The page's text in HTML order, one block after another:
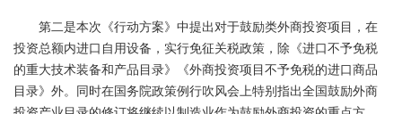
第二是本次《行动方案》中提出对于鼓励类外商投资项目，在
投资总额内进口自用设备，实行免征关税政策，除《进口不予免税
的重大技术装备和产品目录》《外商投资项目不予免税的进口商品
目录》外。同时在国务院政策例行吹风会上特别指出全国鼓励外商